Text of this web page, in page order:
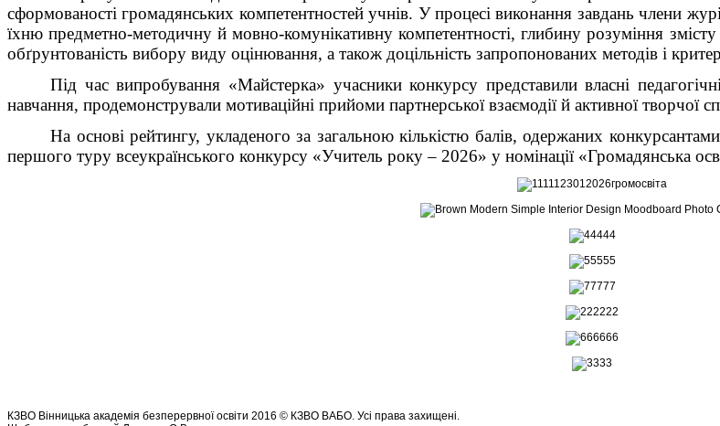
сформованості громадянських компетентностей учнів. У процесі виконання завдань члени
їхню предметно-методичну й мовно-комунікативну компетентності, глибину розуміння
обґрунтованість вибору виду оцінювання, а також доцільність запропонованих методів і
Під час випробування «Майстерка» учасники конкурсу представили власні
навчання, продемонстрували мотиваційні прийоми партнерської взаємодії й активної творчої
На основі рейтингу, укладеного за загальною кількістю балів, одержаних
першого туру всеукраїнського конкурсу «Учитель року – 2026» у номінації «Громадянська
КЗВО Вінницька академія безперервної освіти 2016 © КЗВО ВАБО. Усі права захищені.